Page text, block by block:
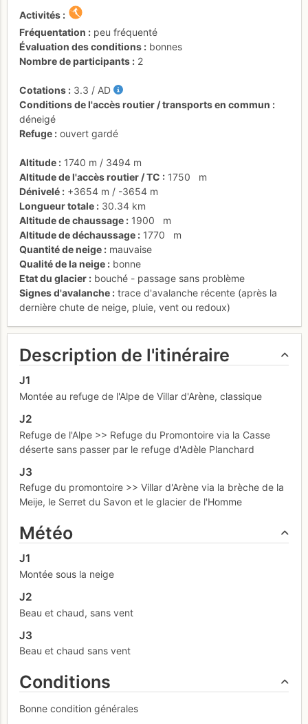
Activités
Fréquentation
peu fréquenté
Évaluation des conditions
bonnes
Nombre de participants
2
Cotations 3.3 / AD
Conditions de l'accès routier / transports en commun
déneigé
Refuge
ouvert gardé
Altitude 1740 m / 3494 m
Altitude de l'accès routier / TC
1750
m
Dénivelé
+3654 m / -3654 m
Longueur totale
30.34 km
Altitude de chaussage
1900
m
Altitude de déchaussage
1770
m
Quantité de neige
mauvaise
Qualité de la neige
bonne
Etat du glacier
bouché - passage sans problème
Signes d'avalanche
trace d'avalanche récente (après la
dernière chute de neige, pluie, vent ou redoux)
Description de l'itinéraire
J1
Montée au refuge de l'Alpe de Villar d'Arène, classique
J2
Refuge de l'Alpe >> Refuge du Promontoire via la Casse
déserte sans passer par le refuge d'Adèle Planchard
J3
Refuge du promontoire >> Villar d'Arène via la brèche de la
Meije, le Serret du Savon et le glacier de l'Homme
Météo
J1
Montée sous la neige
J2
Beau et chaud, sans vent
J3
Beau et chaud sans vent
Conditions
Bonne condition générales